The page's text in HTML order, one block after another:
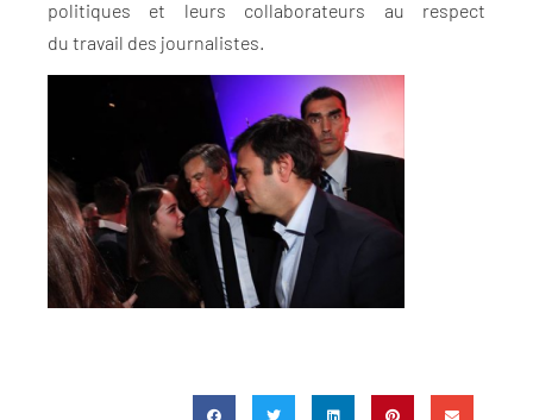
politiques et leurs collaborateurs au respect
du travail des journalistes.